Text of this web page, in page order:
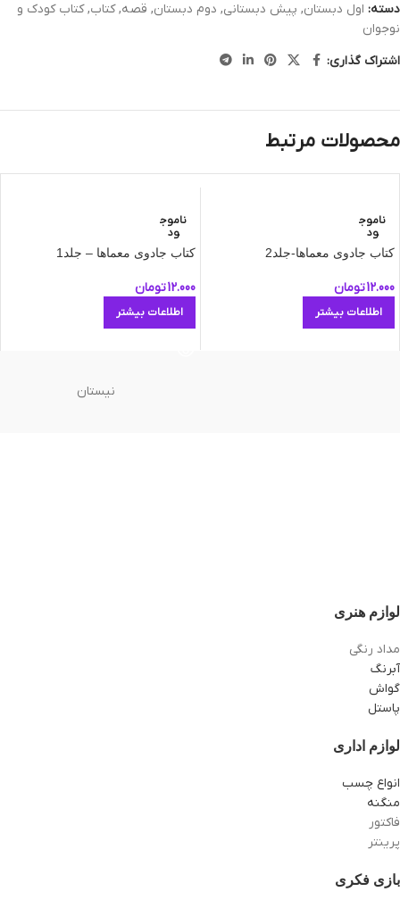
دسته: اول دبستان, پیش دبستانی, دوم دبستان, قصه, کتاب, کتاب کودک و
نوجوان
اشتراک گذاری:
محصولات مرتبط
ناموج
ود
کتاب جادوی معماها-جلد2
12.000تومان
اطلاعات بیشتر
ناموج
ود
کتاب جادوی معماها – جلد1
12.000تومان
اطلاعات بیشتر
نیستان
لوازم هنری
مداد رنگی
آبرنگ
گواش
پاستل
لوازم اداری
انواع چسب
منگنه
فاکتور
پرینتر
بازی فکری